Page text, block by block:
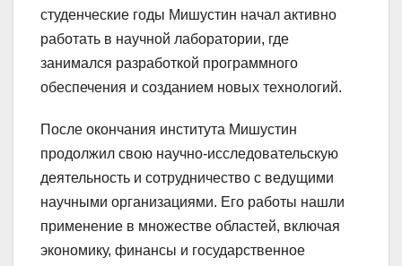
студенческие годы Мишустин начал активно
работать в научной лаборатории, где
занимался разработкой программного
обеспечения и созданием новых технологий.
После окончания института Мишустин
продолжил свою научно-исследовательскую
деятельность и сотрудничество с ведущими
научными организациями. Его работы нашли
применение в множестве областей, включая
экономику, финансы и государственное